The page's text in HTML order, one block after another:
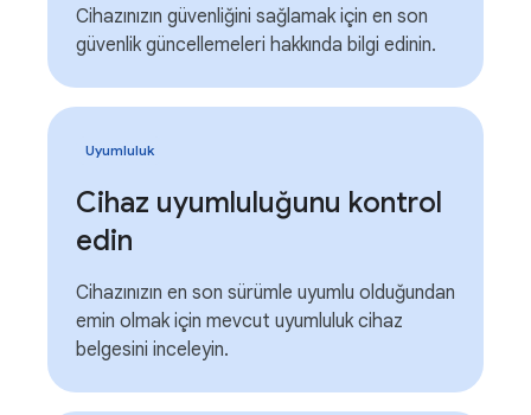
Cihazınızın güvenliğini sağlamak için en son
güvenlik güncellemeleri hakkında bilgi edinin.
Uyumluluk
Cihaz uyumluluğunu kontrol
edin
Cihazınızın en son sürümle uyumlu olduğundan
emin olmak için mevcut uyumluluk cihaz
belgesini inceleyin.